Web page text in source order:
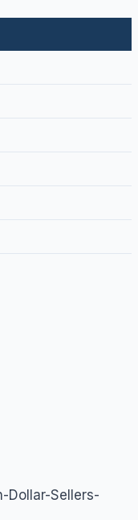
Dollar-Sellers-